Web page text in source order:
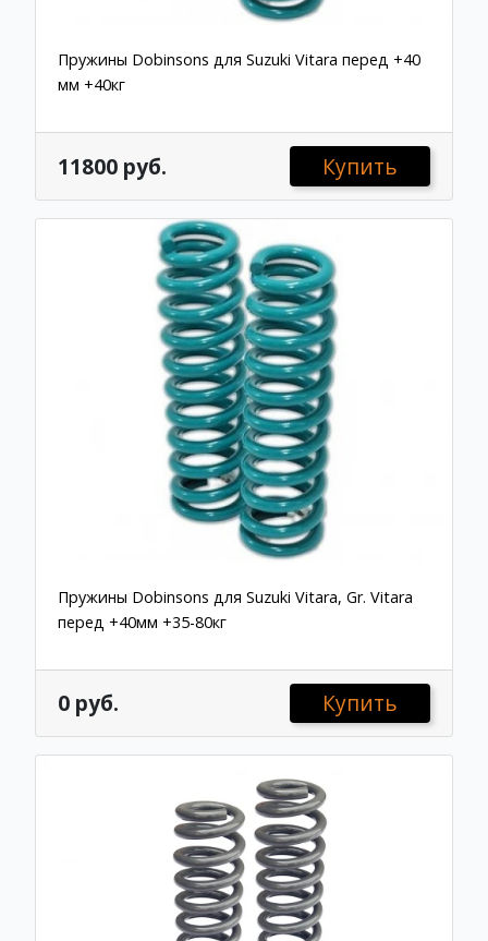
Пружины Dobinsons для Suzuki Vitara перед +40
мм +40кг
11800 руб. Купить
Пружины Dobinsons для Suzuki Vitara, Gr. Vitara
перед +40мм +35-80кг
0 руб. Купить